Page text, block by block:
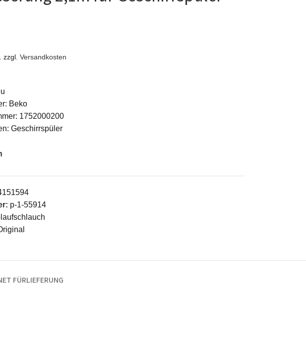
zzgl. Versandkosten
Beko
1752000200
Geschirrspüler
p-1-55914
FÜRLIEFERUNG